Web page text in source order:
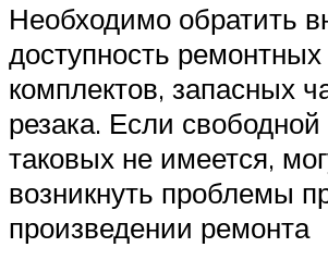
Необходимо обратить
доступность ремонтных
комплектов, запасных
резака. Если
таковых не имеется,
возникнуть проблемы
произведении ремонта